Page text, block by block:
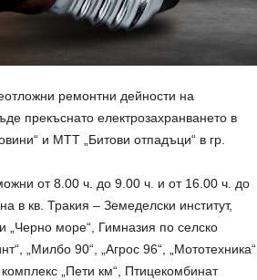
ремонтни дейности на
прекъснато електрозахранването в
и МТТ „Битови отпадъци“ в гр.
от 8.00 ч. до 9.00 ч. и от 16.00 ч. до
в кв. Тракия – Земеделски институт,
„Черно море“, Гимназия по селско
„Милбо 90“, „Агрос 96“, „Мототехника“,
„Пети км“, Птицекомбинат